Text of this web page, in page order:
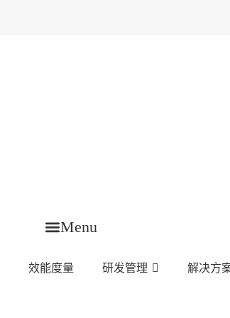
Menu
效能度量 研发管理 解决方